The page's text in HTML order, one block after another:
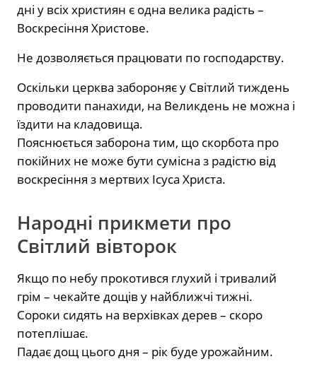
дні у всіх християн є одна велика радість –
Воскресіння Христове.
Не дозволяється працювати по господарству.
Оскільки церква забороняє у Світлий тиждень
проводити панахиди, на Великдень не можна і
їздити на кладовища.
Пояснюється заборона тим, що скорбота про
покійних не може бути сумісна з радістю від
воскресіння з мертвих Ісуса Христа.
Народні прикмети про
Світлий вівторок
Якщо по небу прокотився глухий і тривалий
грім – чекайте дощів у найближчі тижні.
Сороки сидять на верхівках дерев – скоро
потеплішає.
Падає дощ цього дня – рік буде урожайним.